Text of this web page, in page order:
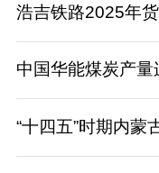
浩吉铁路2025年
中国华能煤炭产
“十四五”时期内蒙